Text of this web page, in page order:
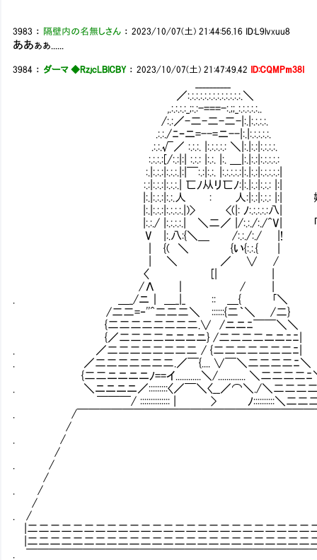
3983 ： 隔壁内の名無しさん ：2023/10/07(土) 21:44:56.16 ID:L9lvxuu8
ああぁぁ......
3984 ： ダーマ ◆RzjcLBlCBY：2023/10/07(土) 21:47:49.42 ID:CQMPm38I
／:.:.:.:.:.:.:.:.:.:.:.:.:.＼
,.:.:.:.:_;:.:-===-:.;;_:.:.:.:.:..
/:.:／-二-二-二-|:.|:.:.:.:.
.:.:./ﾆｰニ=--=ニ--|:.|:.:.:.:.:.
.:.:.√／ :.:.:. |:.:.:.:.: ＼|:.|:.:|:.:.:.:.
:.:.:.:[/:.:|:| :.:.: |:.:. |:. ＿|:.|:.:|:.:.:.:.:
:.|:.:.:|:.:.:.|:|￣:.:|:.:. |:.:.:.:.:|:.|:.:|:.:.:.:.:|
:.:|:.:.:|:.:.:.| 匸ﾉ从リ匸ﾉ:|:.|:.:|:.:.: |:|
|:.|:.:.:|:.:.人 : 人:|:.:|:.:.: |:| 嫌になっただと
|:.|:.:.:|:.:.:.:.|)> <(|: ﾉ:.:.:.:.:八|
|:.:./ |:.:.:.:.| ＼二／ |/:.:./:./^V| 「読み飽きた
V |:.八:{＼＿ /:.:./:./ |!
｜ {( ＼ {い{:.:.{ |
| ＼ ／ ∨ /
〈 [| |
/Λ ｜ / |
. ＿_/ニ｜ ＿_|_ :: ＿{ ｢＼
/二二=‐''^二二二＼ ::::::{二｀＼ /二}
{二二二二二二二二.∨ /ニニﾆ￣￣＼＼
{／二二二二ニニニニ} /二二二二ニニﾆﾆ|
. ／二二二二二二二二 / {二二二二二二二ﾆ|
. ／二二二二二二二.／￣{.... ∨￣＼二二二二ﾆ＼
{二二ニニニニﾉ==イ............＼/............. ＼二二二二ﾆ
. ＼ニニニニ／:::::::::〈／￣＼〈__／⌒＼./＼二二二
￣￣￣/ :::::::::::::: | > ﾉ::::::::::＼二二
. /￣￣￣￣￣￣￣￣￣￣￣￣￣￣￣￣￣￣￣￣￣
/
. /
/
. /
/
. /
/
. /
|二二二二二二二二二二二二二二二二二二二二二二二二二
|二二二二二二二二二二二二二二二二二二二二二二二二二
. ￣￣￣￣￣￣￣￣￣￣￣￣￣￣￣￣￣￣￣￣￣￣￣￣￣